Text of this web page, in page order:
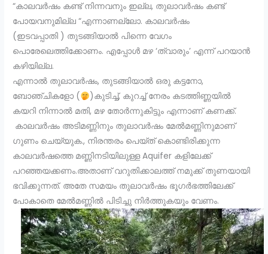
“കാലവർഷം കണ്ട് നിന്നവനും ഇല്ല, തുലാവർഷം കണ്ട്
പോയവനുമില്ല “എന്നാണല്ലോ. കാലവർഷം
(ഇടവപ്പാതി ) തുടങ്ങിയാൽ പിന്നെ വേഗം
പൊരേലെത്തിക്കോണം. എപ്പോൾ മഴ ‘ത്വാരും’ എന്ന് പറയാൻ
കഴിയില്ല.
എന്നാൽ തുലാവർഷം, തുടങ്ങിയാൽ ഒരു കട്ടനോ,
ബോഞ്ചികളോ (
)കുടിച്ച്, കുറച്ച് നേരം കടത്തിണ്ണയിൽ
കയറി നിന്നാൽ മതി, മഴ തോർന്നുകിട്ടും എന്നാണ് കണക്ക്.
കാലവർഷം അടിമണ്ണിനും തുലാവർഷം മേൽമണ്ണിനുമാണ്
ഗുണം ചെയ്യുക., നിരന്തരം പെയ്ത് കൊണ്ടിരിക്കുന്ന
കാലവർഷത്തെ മണ്ണിനടിയിലുള്ള Aquifer കളിലേക്ക്
പറഞ്ഞയക്കണം.അതാണ് വറുതിക്കാലത്ത് നമുക്ക് തുണയായി
ഭവിക്കുന്നത്. അതേ സമയം തുലാവർഷം ഭൂഗർഭത്തിലേക്ക്‌
പോകാതെ മേൽമണ്ണിൽ പിടിച്ചു നിർത്തുകയും വേണം.